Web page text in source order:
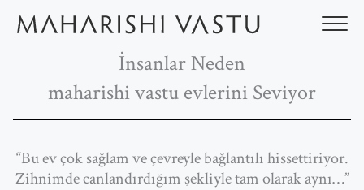
atla
İnsanlar Neden
maharishi vastu evlerini Seviyor
“Bu ev çok sağlam ve çevreyle bağlantılı hissettiriyor.
Zihnimde canlandırdığım şekliyle tam olarak aynı…”